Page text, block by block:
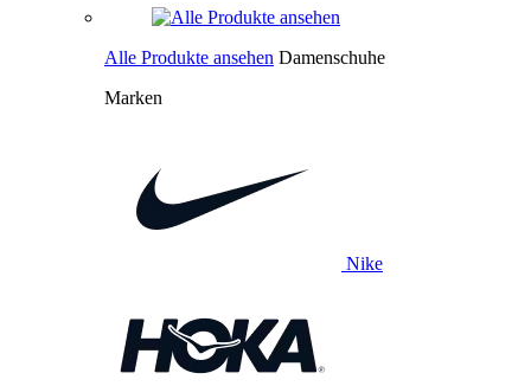
Alle Produkte ansehen Damenschuhe
Marken
Nike